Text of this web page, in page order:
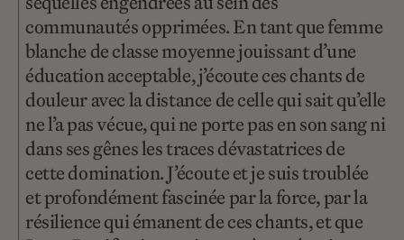
communautés opprimées. En tant que femme
blanche de classe moyenne jouissant d’une
éducation acceptable, j’écoute ces chants de
douleur avec la distance de celle qui sait qu’elle
ne l’a pas vécue, qui ne porte pas en son sang ni
dans ses gênes les traces dévastatrices de
cette domination. J’écoute et je suis troublée
et profondément fascinée par la force, par la
résilience qui émanent de ces chants, et que